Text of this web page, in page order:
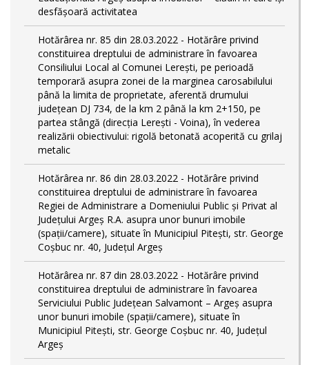
desfășoară activitatea
Hotărârea nr. 85 din 28.03.2022 - Hotărâre privind
constituirea dreptului de administrare în favoarea
Consiliului Local al Comunei Lerești, pe perioadă
temporară asupra zonei de la marginea carosabilului
până la limita de proprietate, aferentă drumului
județean DJ 734, de la km 2 până la km 2+150, pe
partea stângă (direcția Lerești - Voina), în vederea
realizării obiectivului: rigolă betonată acoperită cu grilaj
metalic
Hotărârea nr. 86 din 28.03.2022 - Hotărâre privind
constituirea dreptului de administrare în favoarea
Regiei de Administrare a Domeniului Public și Privat al
Județului Argeș R.A. asupra unor bunuri imobile
(spații/camere), situate în Municipiul Pitești, str. George
Coșbuc nr. 40, Județul Argeș
Hotărârea nr. 87 din 28.03.2022 - Hotărâre privind
constituirea dreptului de administrare în favoarea
Serviciului Public Județean Salvamont – Argeș asupra
unor bunuri imobile (spații/camere), situate în
Municipiul Pitești, str. George Coșbuc nr. 40, Județul
Argeș